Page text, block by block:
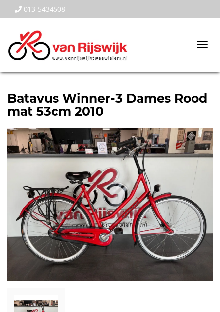
013-5434508
Batavus Winner-3 Dames Rood
mat 53cm 2010